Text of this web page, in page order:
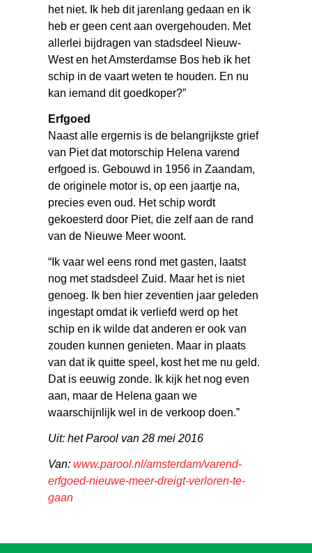
het niet. Ik heb dit jarenlang gedaan en ik
heb er geen cent aan overgehouden. Met
allerlei bijdragen van stadsdeel Nieuw-
West en het Amsterdamse Bos heb ik het
schip in de vaart weten te houden. En nu
kan iemand dit goedkoper?”
Erfgoed
Naast alle ergernis is de belangrijkste grief
van Piet dat motorschip Helena varend
erfgoed is. Gebouwd in 1956 in Zaandam,
de originele motor is, op een jaartje na,
precies even oud. Het schip wordt
gekoesterd door Piet, die zelf aan de rand
van de Nieuwe Meer woont.
“Ik vaar wel eens rond met gasten, laatst
nog met stadsdeel Zuid. Maar het is niet
genoeg. Ik ben hier zeventien jaar geleden
ingestapt omdat ik verliefd werd op het
schip en ik wilde dat anderen er ook van
zouden kunnen genieten. Maar in plaats
van dat ik quitte speel, kost het me nu geld.
Dat is eeuwig zonde. Ik kijk het nog even
aan, maar de Helena gaan we
waarschijnlijk wel in de verkoop doen.”
Uit: het Parool van 28 mei 2016
Van:www.parool.nl/amsterdam/varend-
erfgoed-nieuwe-meer-dreigt-verloren-te-
gaan